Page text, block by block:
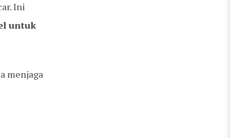
Ini
untuk
menjaga